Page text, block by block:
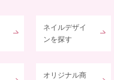
ネイルデザイ
ンを探す
オリジナル商